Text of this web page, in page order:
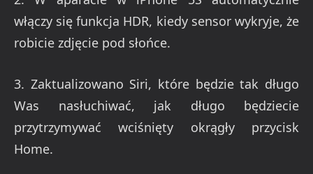
włączy się funkcja HDR, kiedy sensor wykryje, że
robicie zdjęcie pod słońce.
3. Zaktualizowano Siri, które będzie tak długo
Was nasłuchiwać, jak długo będziecie
przytrzymywać wciśnięty okrągły przycisk
Home.